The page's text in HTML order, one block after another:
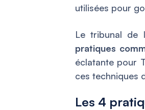
utilisées pour
Le tribunal de
pratiques
éclatante pour
ces techniques
Les 4